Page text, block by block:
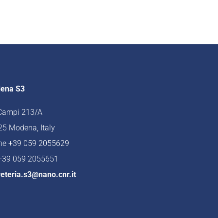
S3
213/A
Modena, Italy
+39 059 2055629
059 2055651